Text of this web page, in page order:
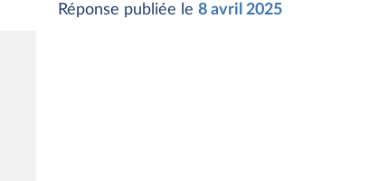
Réponse publiée le 8 avril 2025